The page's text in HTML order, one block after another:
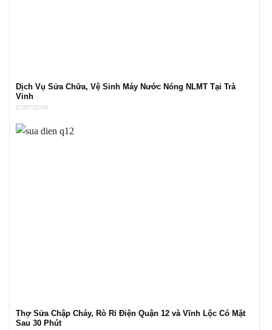
Dịch Vụ Sửa Chữa, Vệ Sinh Máy Nước Nóng NLMT Tại Trà
Vinh
27/07/2026
Thợ Sửa Chập Cháy, Rò Rỉ Điện Quận 12 và Vĩnh Lộc Có Mặt
Sau 30 Phút